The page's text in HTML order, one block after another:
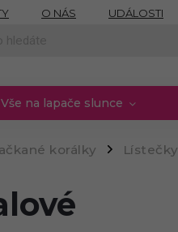
O NÁS UDÁLOSTI
Vše na lapače slunce
korálky / Lístečky